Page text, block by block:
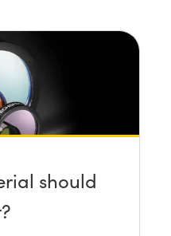
should